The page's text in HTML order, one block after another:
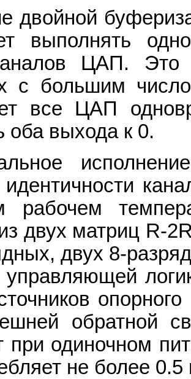
двойной
выполнять
ЦАП. Это
с большим
все ЦАП
оба выхода к 0.
рабочем
двух матриц R-
двух 8-
обратной
при одиночном
не более